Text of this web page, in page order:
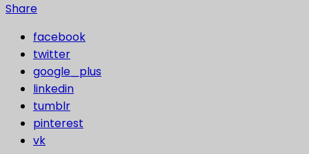
Share
facebook
twitter
google_plus
linkedin
tumblr
pinterest
vk